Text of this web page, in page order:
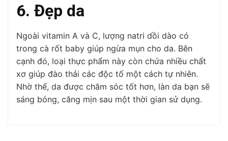
6. Đẹp da
Ngoài vitamin A và C, lượng natri dồi dào có
trong cà rốt baby giúp ngừa mụn cho da. Bên
cạnh đó, loại thực phẩm này còn chứa nhiều chất
xơ giúp đào thải các độc tố một cách tự nhiên.
Nhờ thế, da được chăm sóc tốt hơn, làn da bạn sẽ
sáng bóng, căng mịn sau một thời gian sử dụng.